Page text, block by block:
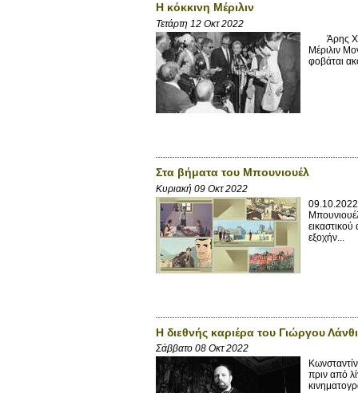
Η κόκκινη Μέριλιν
Τετάρτη 12 Οκτ 2022
Άρης
Μέριλιν
φοβάται
Στα βήματα του Μπουνιουέλ
Κυριακή 09 Οκτ 2022
εξοχήν...
Η διεθνής καριέρα του Γιώργου
Σάββατο 08 Οκτ 2022
πριν από